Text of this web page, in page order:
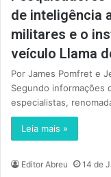
de inteligência
militares e o
veículo Llama
Por James Pomfret e
Segundo informações
especialistas,
Leia mais »
Editor Abreu 14 de